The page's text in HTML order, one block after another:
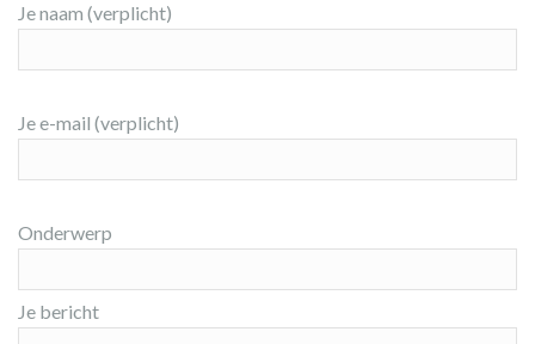
Je naam (verplicht)
Je e-mail (verplicht)
Onderwerp
Je bericht